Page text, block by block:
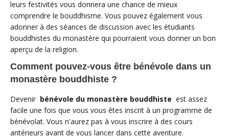
leurs festivités vous donnera une chance de mieux
comprendre le bouddhisme. Vous pouvez également vous
adonner à des séances de discussion avec les étudiants
bouddhistes du monastère qui pourraient vous donner un bon
aperçu de la religion.
Comment pouvez-vous être bénévole dans un
monastère bouddhiste ?
Devenir bénévole du monastère bouddhiste est assez
facile une fois que vous vous êtes inscrit à un programme de
bénévolat. Vous n'aurez pas à vous inscrire à des cours
antérieurs avant de vous lancer dans cette aventure.